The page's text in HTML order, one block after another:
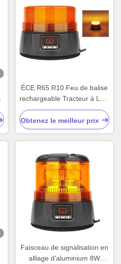
ÉCE R65 R10 Feu de balise
rechargeable Tracteur à LED
Feuilles ambrées
clignotantes
Obtenez le meilleur prix
Faisceau de signalisation en
alliage d'aluminium 8W